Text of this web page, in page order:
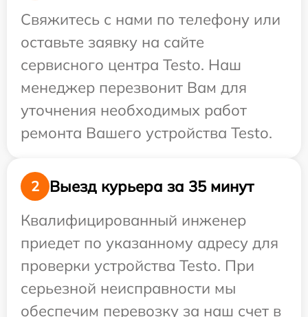
Свяжитесь с нами по телефону или
оставьте заявку на сайте
сервисного центра Testo. Наш
менеджер перезвонит Вам для
уточнения необходимых работ
ремонта Вашего устройства Testo.
2
Выезд курьера за 35 минут
Квалифицированный инженер
приедет по указанному адресу для
проверки устройства Testo. При
серьезной неисправности мы
обеспечим перевозку за наш счет в